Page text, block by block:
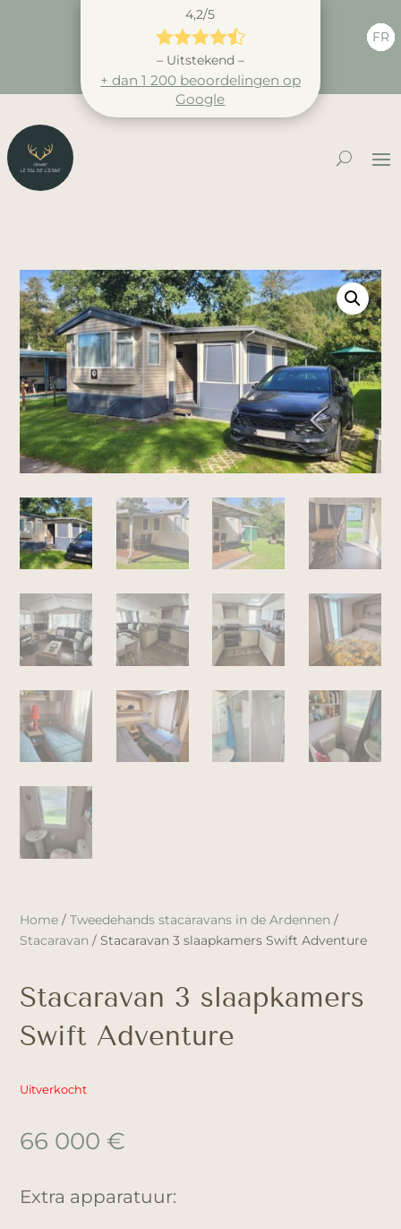
4,2/5

– Uitstekend –
+ dan 1 200 beoordelingen op
Google
FR
Home /Tweedehands stacaravans in de Ardennen /
Stacaravan / Stacaravan 3 slaapkamers Swift Adventure
Stacaravan 3 slaapkamers
Swift Adventure
Uitverkocht
66 000 €
Extra apparatuur: